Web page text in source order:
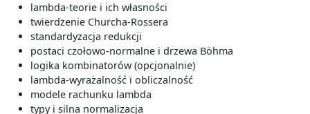
lambda-teorie i ich własności
twierdzenie Churcha-Rossera
standardyzacja redukcji
postaci czołowo-normalne i drzewa Böhma
logika kombinatorów (opcjonalnie)
lambda-wyrażalność i obliczalność
modele rachunku lambda
typy i silna normalizacja
Kombinatoryka
Kryptoanaliza stosowana
Kurs języka Java
Kurs języka Rust
Kurs: Obliczenia równoległe na kartach graficznych
CUDA (Q2)